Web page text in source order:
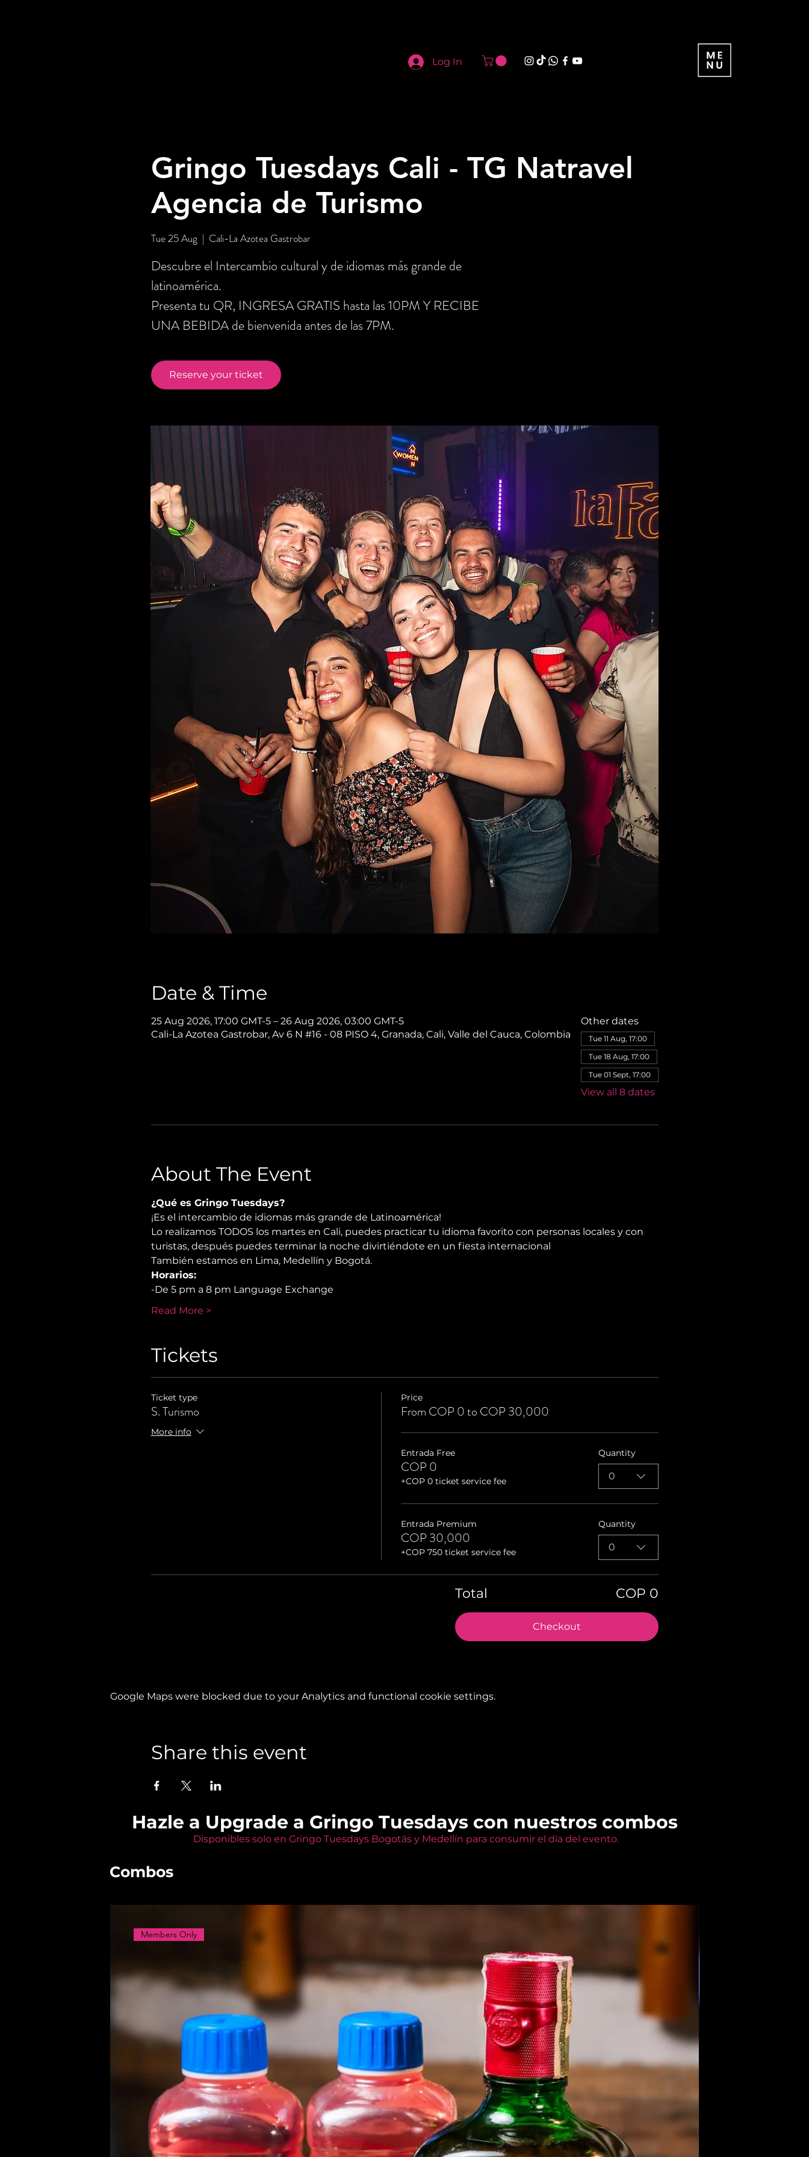
Log In
Gringo Tuesdays Cali - TG Natravel
Agencia de Turismo
Tue 25 Aug
  |
Cali-La Azotea Gastrobar
Descubre el Intercambio cultural y de idiomas más grande de
latinoamérica.
Presenta tu QR, INGRESA GRATIS hasta las 10PM Y RECIBE
UNA BEBIDA de bienvenida antes de las 7PM.
Reserve your ticket
Date & Time
25 Aug 2026, 17:00 GMT-5 – 26 Aug 2026, 03:00 GMT-5
Cali-La Azotea Gastrobar, Av 6 N #16 - 08 PISO 4, Granada, Cali, Valle del Cauca, Colombia
Other dates
Tue 11 Aug, 17:00
Tue 18 Aug, 17:00
Tue 01 Sept, 17:00
View all 8 dates
About The Event
¿Qué es Gringo Tuesdays?
¡Es el intercambio de idiomas más grande de Latinoamérica!
Lo realizamos TODOS los martes en Cali, puedes practicar tu idioma favorito con personas locales y con
turistas, después puedes terminar la noche divirtiéndote en un fiesta internacional
También estamos en Lima, Medellín y Bogotá.
Horarios:
-De 5 pm a 8 pm Language Exchange
Read More >
Tickets
Ticket type
S. Turismo
More info
Price
From COP 0 to COP 30,000
Entrada Free
COP 0
+COP 0 ticket service fee
Quantity
0
Entrada Premium
COP 30,000
+COP 750 ticket service fee
Quantity
0
Total COP 0
Checkout
Google Maps were blocked due to your Analytics and functional cookie settings.
Share this event
Hazle a Upgrade a Gringo Tuesdays con nuestros combos
Disponibles solo en Gringo Tuesdays Bogotás y Medellín para consumir el día del evento.
Combos
Members Only